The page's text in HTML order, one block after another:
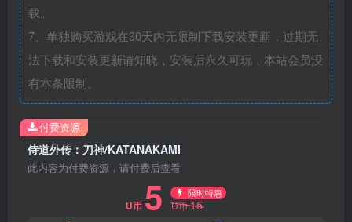
载。
7、单独购买游戏在30天内无限制下载安装更新，过期无
法下载和安装更新请知晓，安装后永久可玩，本站会员没
有本条限制。
侍道外传：刀神/KATANAKAMI
此内容为付费资源，请付费后查看
U币 5 限时特惠
U币15
付费资源